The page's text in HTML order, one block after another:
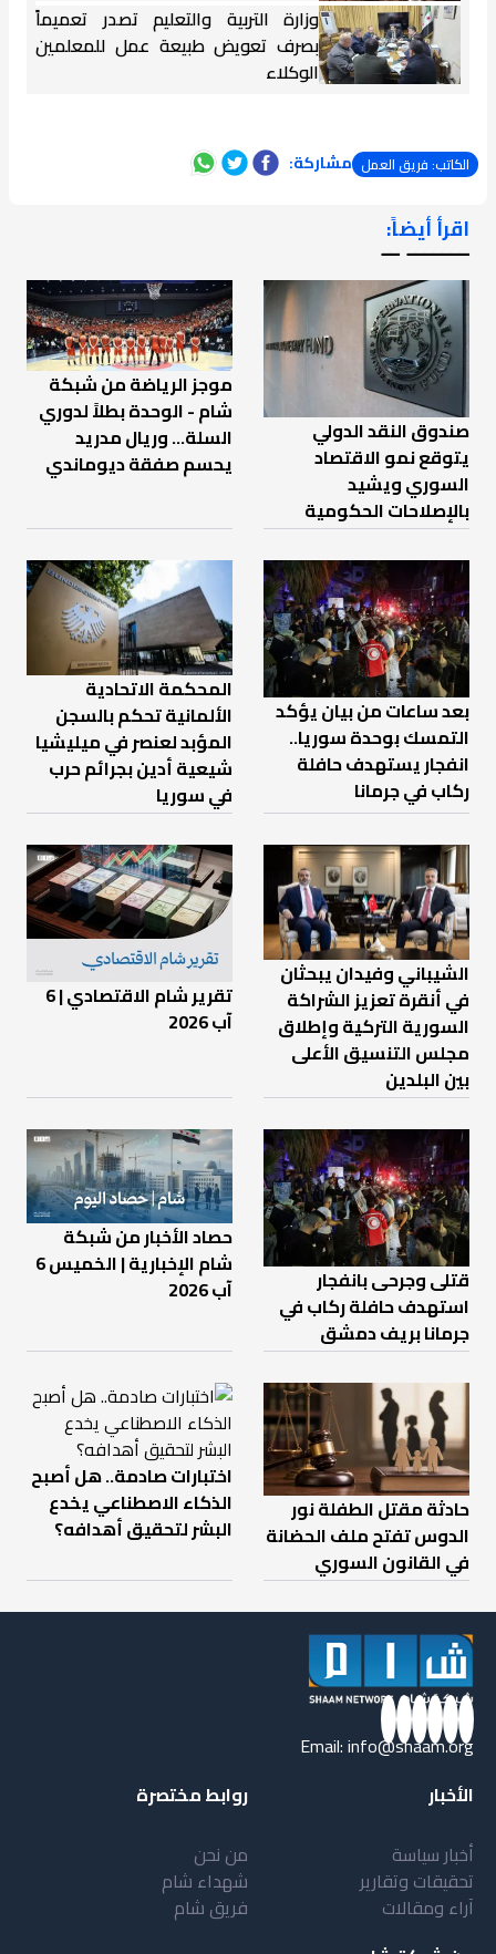
وزارة التربية والتعليم تصدر تعميماً
بصرف تعويض طبيعة عمل للمعلمين
الوكلاء
الكاتب: فريق العمل مشاركة:
اقرأ أيضاً:
ـــــــ ــ
صندوق النقد الدولي
يتوقع نمو الاقتصاد
السوري ويشيد
بالإصلاحات الحكومية
موجز الرياضة من شبكة
شام - الوحدة بطلاً لدوري
السلة... وريال مدريد
يحسم صفقة ديوماندي
بعد ساعات من بيان يؤكد
التمسك بوحدة سوريا..
انفجار يستهدف حافلة
ركاب في جرمانا
المحكمة الاتحادية
الألمانية تحكم بالسجن
المؤبد لعنصر في ميليشيا
شيعية أدين بجرائم حرب
في سوريا
الشيباني وفيدان يبحثان
في أنقرة تعزيز الشراكة
السورية التركية وإطلاق
مجلس التنسيق الأعلى
بين البلدين
تقرير شام الاقتصادي | 6
آب 2026
قتلى وجرحى بانفجار
استهدف حافلة ركاب في
جرمانا بريف دمشق
حصاد الأخبار من شبكة
شام الإخبارية | الخميس 6
آب 2026
حادثة مقتل الطفلة نور
الدوس تفتح ملف الحضانة
في القانون السوري
اختبارات صادمة.. هل أصبح
الذكاء الاصطناعي يخدع
البشر لتحقيق أهدافه؟
Email:info@shaam.org
الأخبار
أخبار سياسة
تحقيقات وتقارير
آراء ومقالات
روابط مختصرة
من نحن
شهداء شام
فريق شام